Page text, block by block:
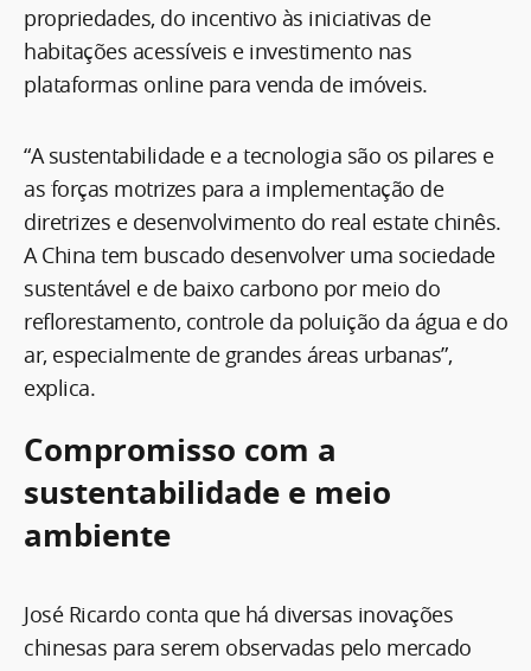
propriedades, do incentivo às iniciativas de
habitações acessíveis e investimento nas
plataformas online para venda de imóveis.
“A sustentabilidade e a tecnologia são os pilares e
as forças motrizes para a implementação de
diretrizes e desenvolvimento do real estate chinês.
A China tem buscado desenvolver uma sociedade
sustentável e de baixo carbono por meio do
reflorestamento, controle da poluição da água e do
ar, especialmente de grandes áreas urbanas”,
explica.
Compromisso com a
sustentabilidade e meio
ambiente
José Ricardo conta que há diversas inovações
chinesas para serem observadas pelo mercado